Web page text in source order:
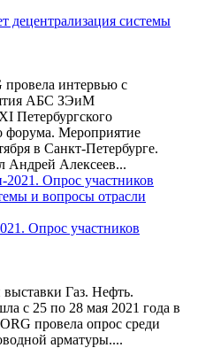
децентрализация системы
интервью с
АБС ЗЭиМ
Петербургского
форума. Мероприятие
в Санкт-Петербурге.
Андрей Алексеев...
Опрос участников
Газ. Нефть.
с 25 по 28 мая 2021 года в
провела опрос среди
арматуры....